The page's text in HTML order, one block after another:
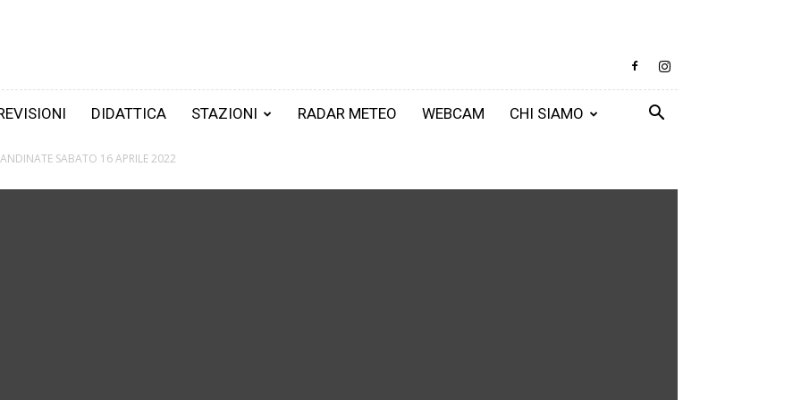
DIDATTICA STAZIONI RADAR METEO WEBCAM CHI SIAMO
SABATO 16 APRILE 2022